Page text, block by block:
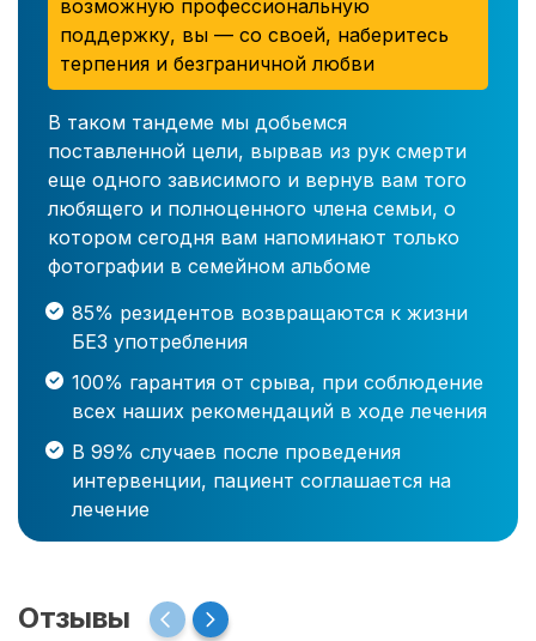
возможную профессиональную
поддержку, вы — со своей, наберитесь
терпения и безграничной любви
В таком тандеме мы добьемся
поставленной цели, вырвав из рук смерти
еще одного зависимого и вернув вам того
любящего и полноценного члена семьи, о
котором сегодня вам напоминают только
фотографии в семейном альбоме
85% резидентов возвращаются к жизни
БЕЗ употребления
100% гарантия от срыва, при соблюдение
всех наших рекомендаций в ходе лечения
В 99% случаев после проведения
интервенции, пациент соглашается на
лечение
Отзывы